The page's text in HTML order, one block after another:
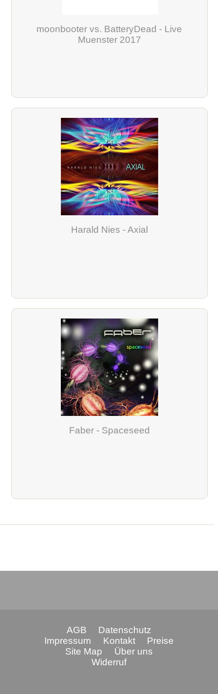
moonbooter vs. BatteryDead - Live
Muenster 2017
Harald Nies - Axial
Faber - Spaceseed
AGB
Datenschutz
Impressum
Kontakt
Preise
Site Map
Über uns
Widerruf